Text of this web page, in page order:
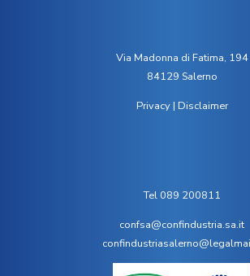
Via Madonna di Fatima, 194
84129 Salerno
Privacy| Disclaimer
Tel 089 200811
confsa@confindustria.sa.it